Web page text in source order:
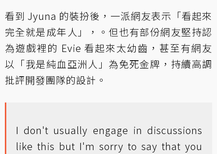
看到 Jyuna 的裝扮後，一派網友表示「看起來
完全就是成年人」，。但也有部份網友堅持認
為遊戲裡的 Evie 看起來太幼齒，甚至有網友
以「我是純血亞洲人」為免死金牌，持續高調
批評開發團隊的設計。
I don't usually engage in discussions
like this but I'm sorry to say that you